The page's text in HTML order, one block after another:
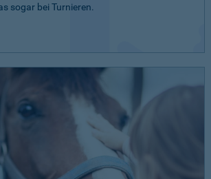
sogar bei Turnieren.